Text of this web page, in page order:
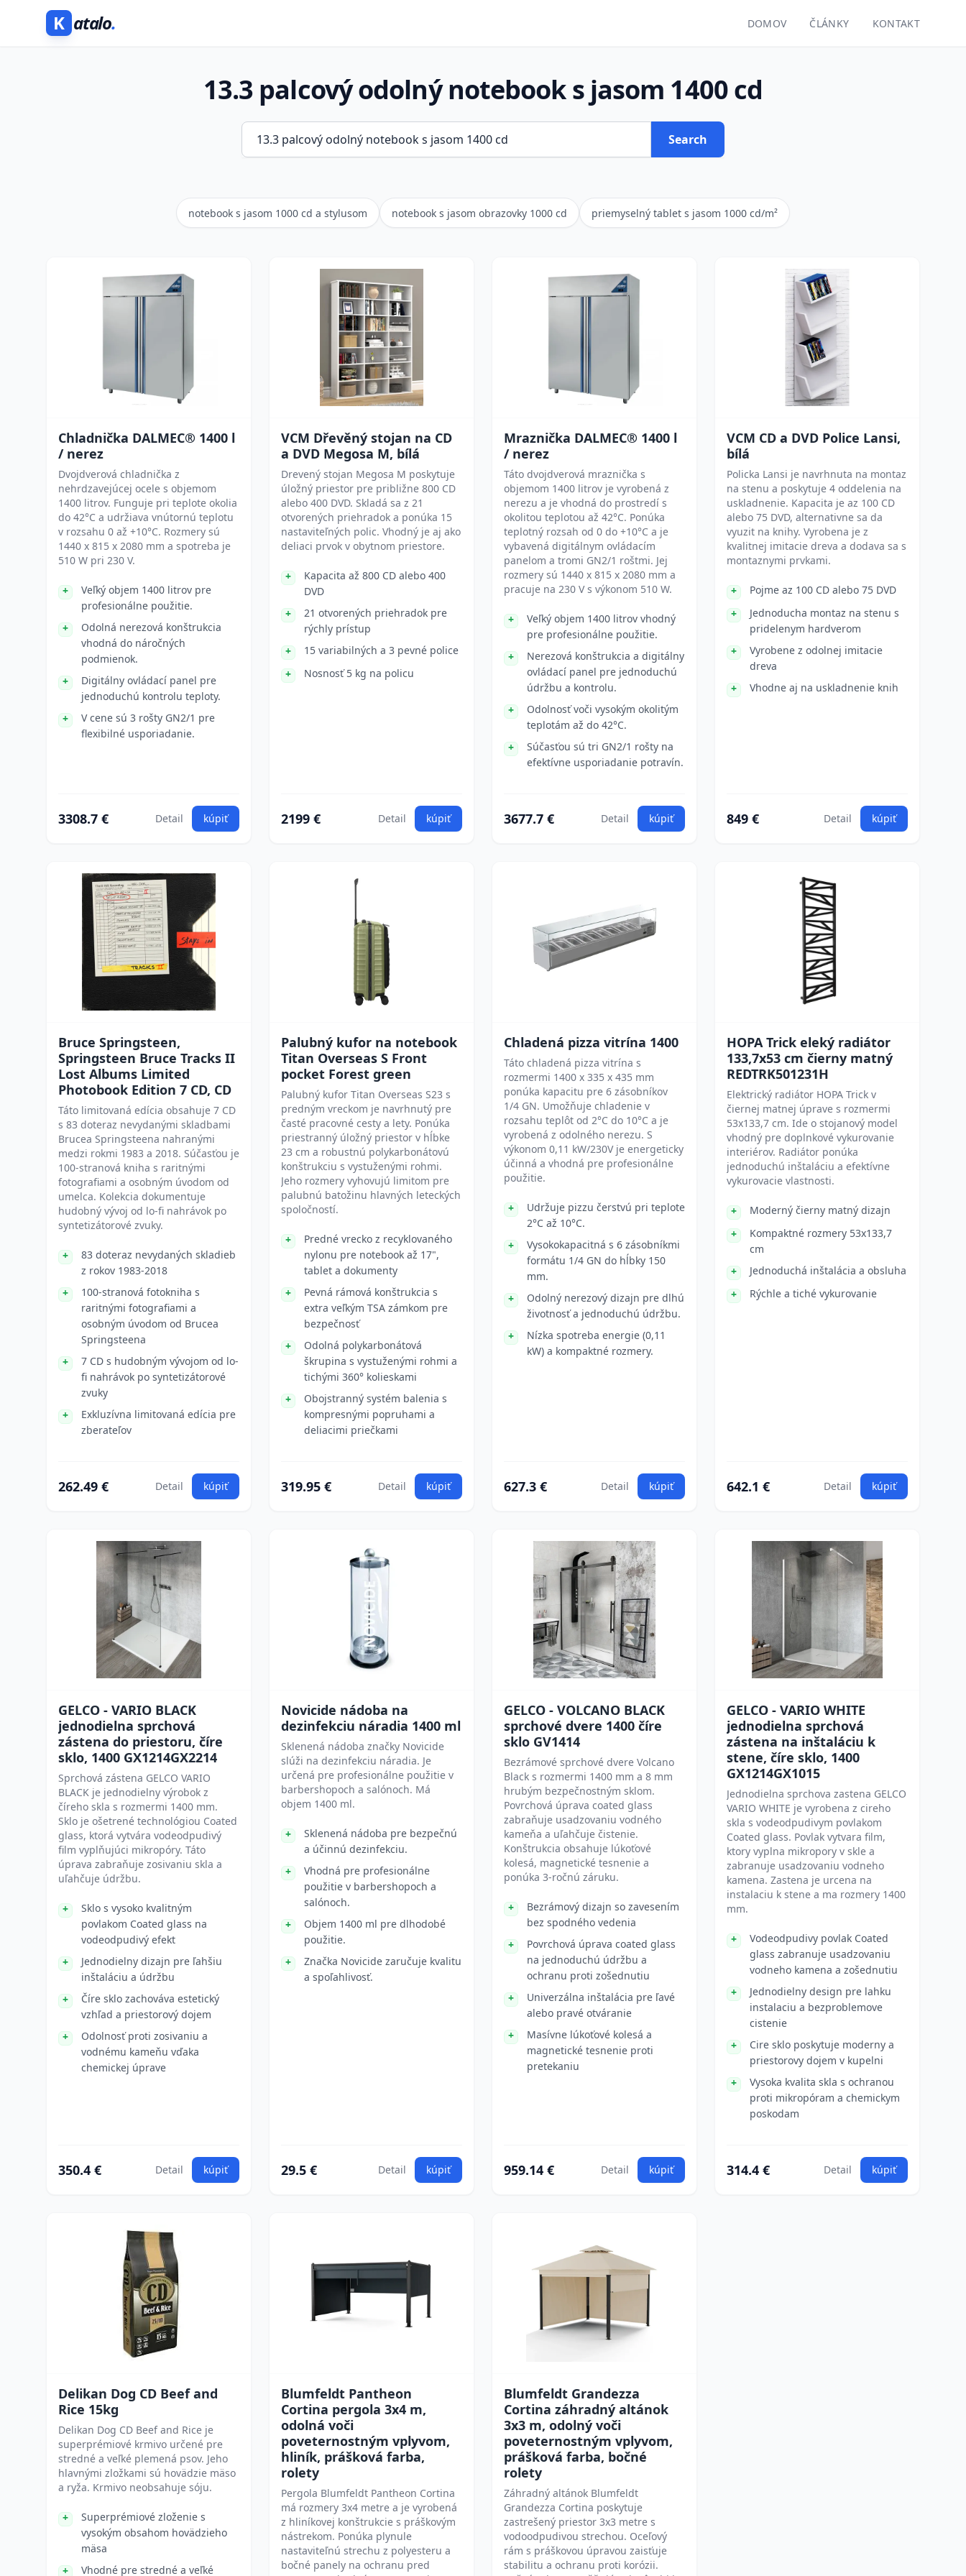
K atalo. DOMOV ČLÁNKY KONTAKT
13.3 palcový odolný notebook s jasom 1400 cd
Search
notebook s jasom 1000 cd a stylusom notebook s jasom obrazovky 1000 cd priemyselný tablet s jasom 1000 cd/m²
Chladnička DALMEC® 1400 l
/ nerez
Dvojdverová chladnička z
nehrdzavejúcej ocele s objemom
1400 litrov. Funguje pri teplote okolia
do 42°C a udržiava vnútornú teplotu
v rozsahu 0 až +10°C. Rozmery sú
1440 x 815 x 2080 mm a spotreba je
510 W pri 230 V.
Veľký objem 1400 litrov pre
profesionálne použitie.
Odolná nerezová konštrukcia
vhodná do náročných
podmienok.
Digitálny ovládací panel pre
jednoduchú kontrolu teploty.
V cene sú 3 rošty GN2/1 pre
flexibilné usporiadanie.
3308.7 € Detail kúpiť
VCM Dřevěný stojan na CD
a DVD Megosa M, bílá
Drevený stojan Megosa M poskytuje
úložný priestor pre približne 800 CD
alebo 400 DVD. Skladá sa z 21
otvorených priehradok a ponúka 15
nastaviteľných polic. Vhodný je aj ako
deliaci prvok v obytnom priestore.
Kapacita až 800 CD alebo 400
DVD
21 otvorených priehradok pre
rýchly prístup
15 variabilných a 3 pevné police
Nosnosť 5 kg na policu
2199 € Detail kúpiť
Mraznička DALMEC® 1400 l
/ nerez
Táto dvojdverová mraznička s
objemom 1400 litrov je vyrobená z
nerezu a je vhodná do prostredí s
okolitou teplotou až 42°C. Ponúka
teplotný rozsah od 0 do +10°C a je
vybavená digitálnym ovládacím
panelom a tromi GN2/1 roštmi. Jej
rozmery sú 1440 x 815 x 2080 mm a
pracuje na 230 V s výkonom 510 W.
Veľký objem 1400 litrov vhodný
pre profesionálne použitie.
Nerezová konštrukcia a digitálny
ovládací panel pre jednoduchú
údržbu a kontrolu.
Odolnosť voči vysokým okolitým
teplotám až do 42°C.
Súčasťou sú tri GN2/1 rošty na
efektívne usporiadanie potravín.
3677.7 € Detail kúpiť
VCM CD a DVD Police Lansi,
bílá
Policka Lansi je navrhnuta na montaz
na stenu a poskytuje 4 oddelenia na
uskladnenie. Kapacita je az 100 CD
alebo 75 DVD, alternativne sa da
vyuzit na knihy. Vyrobena je z
kvalitnej imitacie dreva a dodava sa s
montaznymi prvkami.
Pojme az 100 CD alebo 75 DVD
Jednoducha montaz na stenu s
pridelenym hardverom
Vyrobene z odolnej imitacie
dreva
Vhodne aj na uskladnenie knih
849 € Detail kúpiť
Bruce Springsteen,
Springsteen Bruce Tracks II
Lost Albums Limited
Photobook Edition 7 CD, CD
Táto limitovaná edícia obsahuje 7 CD
s 83 doteraz nevydanými skladbami
Brucea Springsteena nahranými
medzi rokmi 1983 a 2018. Súčasťou je
100-stranová kniha s raritnými
fotografiami a osobným úvodom od
umelca. Kolekcia dokumentuje
hudobný vývoj od lo-fi nahrávok po
syntetizátorové zvuky.
83 doteraz nevydaných skladieb
z rokov 1983-2018
100-stranová fotokniha s
raritnými fotografiami a
osobným úvodom od Brucea
Springsteena
7 CD s hudobným vývojom od lo-
fi nahrávok po syntetizátorové
zvuky
Exkluzívna limitovaná edícia pre
zberateľov
262.49 € Detail kúpiť
Palubný kufor na notebook
Titan Overseas S Front
pocket Forest green
Palubný kufor Titan Overseas S23 s
predným vreckom je navrhnutý pre
časté pracovné cesty a lety. Ponúka
priestranný úložný priestor v hĺbke
23 cm a robustnú polykarbonátovú
konštrukciu s vystuženými rohmi.
Jeho rozmery vyhovujú limitom pre
palubnú batožinu hlavných leteckých
spoločností.
Predné vrecko z recyklovaného
nylonu pre notebook až 17",
tablet a dokumenty
Pevná rámová konštrukcia s
extra veľkým TSA zámkom pre
bezpečnosť
Odolná polykarbonátová
škrupina s vystuženými rohmi a
tichými 360° kolieskami
Obojstranný systém balenia s
kompresnými popruhami a
deliacimi priečkami
319.95 € Detail kúpiť
Chladená pizza vitrína 1400
Táto chladená pizza vitrína s
rozmermi 1400 x 335 x 435 mm
ponúka kapacitu pre 6 zásobníkov
1/4 GN. Umožňuje chladenie v
rozsahu teplôt od 2°C do 10°C a je
vyrobená z odolného nerezu. S
výkonom 0,11 kW/230V je energeticky
účinná a vhodná pre profesionálne
použitie.
Udržuje pizzu čerstvú pri teplote
2°C až 10°C.
Vysokokapacitná s 6 zásobníkmi
formátu 1/4 GN do hĺbky 150
mm.
Odolný nerezový dizajn pre dlhú
životnosť a jednoduchú údržbu.
Nízka spotreba energie (0,11
kW) a kompaktné rozmery.
627.3 € Detail kúpiť
HOPA Trick eleký radiátor
133,7x53 cm čierny matný
REDTRK501231H
Elektrický radiátor HOPA Trick v
čiernej matnej úprave s rozmermi
53x133,7 cm. Ide o stojanový model
vhodný pre doplnkové vykurovanie
interiérov. Radiátor ponúka
jednoduchú inštaláciu a efektívne
vykurovacie vlastnosti.
Moderný čierny matný dizajn
Kompaktné rozmery 53x133,7
cm
Jednoduchá inštalácia a obsluha
Rýchle a tiché vykurovanie
642.1 € Detail kúpiť
GELCO - VARIO BLACK
jednodielna sprchová
zástena do priestoru, číre
sklo, 1400 GX1214GX2214
Sprchová zástena GELCO VARIO
BLACK je jednodielny výrobok z
číreho skla s rozmermi 1400 mm.
Sklo je ošetrené technológiou Coated
glass, ktorá vytvára vodeodpudivý
film vyplňujúci mikropóry. Táto
úprava zabraňuje zosivaniu skla a
uľahčuje údržbu.
Sklo s vysoko kvalitným
povlakom Coated glass na
vodeodpudivý efekt
Jednodielny dizajn pre ľahšiu
inštaláciu a údržbu
Číre sklo zachováva estetický
vzhľad a priestorový dojem
Odolnosť proti zosivaniu a
vodnému kameňu vďaka
chemickej úprave
350.4 € Detail kúpiť
Novicide nádoba na
dezinfekciu náradia 1400 ml
Sklenená nádoba značky Novicide
slúži na dezinfekciu náradia. Je
určená pre profesionálne použitie v
barbershopoch a salónoch. Má
objem 1400 ml.
Sklenená nádoba pre bezpečnú
a účinnú dezinfekciu.
Vhodná pre profesionálne
použitie v barbershopoch a
salónoch.
Objem 1400 ml pre dlhodobé
použitie.
Značka Novicide zaručuje kvalitu
a spoľahlivosť.
29.5 € Detail kúpiť
GELCO - VOLCANO BLACK
sprchové dvere 1400 číre
sklo GV1414
Bezrámové sprchové dvere Volcano
Black s rozmermi 1400 mm a 8 mm
hrubým bezpečnostným sklom.
Povrchová úprava coated glass
zabraňuje usadzovaniu vodného
kameňa a uľahčuje čistenie.
Konštrukcia obsahuje lúkoťové
kolesá, magnetické tesnenie a
ponúka 3-ročnú záruku.
Bezrámový dizajn so zavesením
bez spodného vedenia
Povrchová úprava coated glass
na jednoduchú údržbu a
ochranu proti zošednutiu
Univerzálna inštalácia pre ľavé
alebo pravé otváranie
Masívne lúkoťové kolesá a
magnetické tesnenie proti
pretekaniu
959.14 € Detail kúpiť
GELCO - VARIO WHITE
jednodielna sprchová
zástena na inštaláciu k
stene, číre sklo, 1400
GX1214GX1015
Jednodielna sprchova zastena GELCO
VARIO WHITE je vyrobena z cireho
skla s vodeodpudivym povlakom
Coated glass. Povlak vytvara film,
ktory vyplna mikropory v skle a
zabranuje usadzovaniu vodneho
kamena. Zastena je urcena na
instalaciu k stene a ma rozmery 1400
mm.
Vodeodpudivy povlak Coated
glass zabranuje usadzovaniu
vodneho kamena a zošednutiu
Jednodielny design pre lahku
instalaciu a bezproblemove
cistenie
Cire sklo poskytuje moderny a
priestorovy dojem v kupelni
Vysoka kvalita skla s ochranou
proti mikropóram a chemickym
poskodam
314.4 € Detail kúpiť
Delikan Dog CD Beef and
Rice 15kg
Delikan Dog CD Beef and Rice je
superprémiové krmivo určené pre
stredné a veľké plemená psov. Jeho
hlavnými zložkami sú hovädzie mäso
a ryža. Krmivo neobsahuje sóju.
Superprémiové zloženie s
vysokým obsahom hovädzieho
mäsa
Vhodné pre stredné a veľké
Blumfeldt Pantheon
Cortina pergola 3x4 m,
odolná voči
poveternostným vplyvom,
hliník, prášková farba,
rolety
Pergola Blumfeldt Pantheon Cortina
má rozmery 3x4 metre a je vyrobená
z hliníkovej konštrukcie s práškovým
nástrekom. Ponúka plynule
nastaviteľnú strechu z polyesteru a
bočné panely na ochranu pred
Blumfeldt Grandezza
Cortina záhradný altánok
3x3 m, odolný voči
poveternostným vplyvom,
prášková farba, bočné
rolety
Záhradný altánok Blumfeldt
Grandezza Cortina poskytuje
zastrešený priestor 3x3 metre s
vodoodpudivou strechou. Oceľový
rám s práškovou úpravou zaisťuje
stabilitu a ochranu proti korózii.